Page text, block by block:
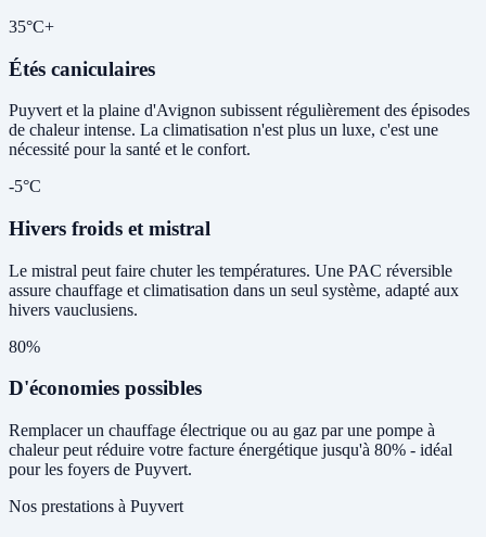
35°C+
Étés caniculaires
Puyvert et la plaine d'Avignon subissent régulièrement des épisodes
de chaleur intense. La climatisation n'est plus un luxe, c'est une
nécessité pour la santé et le confort.
-5°C
Hivers froids et mistral
Le mistral peut faire chuter les températures. Une PAC réversible
assure chauffage et climatisation dans un seul système, adapté aux
hivers vauclusiens.
80%
D'économies possibles
Remplacer un chauffage électrique ou au gaz par une pompe à
chaleur peut réduire votre facture énergétique jusqu'à 80% - idéal
pour les foyers de Puyvert.
Nos prestations à Puyvert